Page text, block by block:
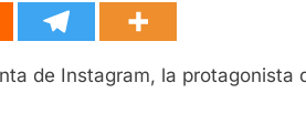
de Instagram, la protagonista